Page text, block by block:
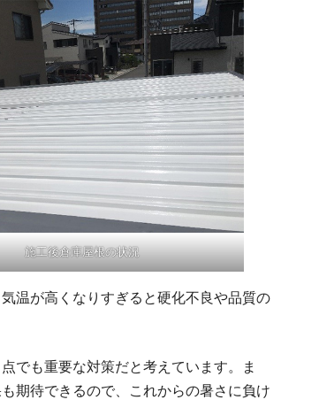
施工後倉庫屋根の状況
温が高くなりすぎると硬化不良や品質の
でも重要な対策だと考えています。ま
期待できるので、これからの暑さに負け